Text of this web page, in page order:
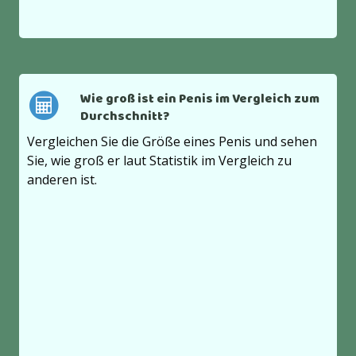
Wie groß ist ein Penis im Vergleich zum
Durchschnitt?
Vergleichen Sie die Größe eines Penis und sehen
Sie, wie groß er laut Statistik im Vergleich zu
anderen ist.